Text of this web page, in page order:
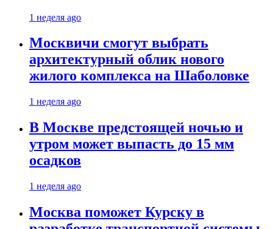
1 неделя ago
Москвичи смогут выбрать
архитектурный облик нового
жилого комплекса на Шаболовке
1 неделя ago
В Москве предстоящей ночью и
утром может выпасть до 15 мм
осадков
1 неделя ago
Москва поможет Курску в